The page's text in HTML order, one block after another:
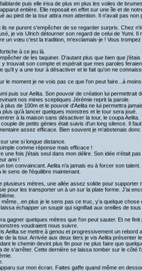
puis elle irisa de plus en plus les voiles de
entière. Elle reposait en effet sur une île et de
au pied de la tour attira mon attention. Il n'avait pas non
ne purent s'empêcher de se regarder surpris. Chez
je vis Ulrich détourner son regard de celui de Yumi. Il
un vœu c'est la tradition, m'exclamais-je ! Vous
à ce jeu là.
de les taquiner. D'autant plus que bien que
trouvait son compte et espérait que mes paroles
qu'il y a une tour à désactiver et le fait qu'on ne
le moment je ne vois pas ce que l'on peut faire...à moins
puis sur Aelita. Son pouvoir de création lui permettrait
nos mines sceptiques Jérémie reprit la parole.
plus de 100m et le pouvoir d'Aelita ne lui permettra
qu'à lancer quelques monstres et le tour sera joué.
à la maison sans désactiver la tour, le coupa Aelita.
de petits génies était suivis d'un long silence. Il
assez efficace. Bien souvent je m'abstenais
une si longue distance.
comme réponse mais efficace !
une fois j'étais seul dans mon délire. Son idée n'était
ami !
ton convaincant. Aelita n'a jamais eu à forcer son
sens de l'équilibre maintenant.
plusieurs mètres, une allée assez solide pour supporter
pour les transporter un à un sur la plate forme. J'ai
plus je le sens pas ce truc, y'a quelque chose
échapper un soupir qui signifiait aux oreilles de
gagner quelques mètres que l'on peut sauter. Et ne
voudraient nous suivre.
Aelita se mettre à genou et progressivement un rebord
de la tour. Arrivée aux deux tiers je vis Aelita présenter
le chemin devint plus fin pour ne plus faire que
de s'arrêter. Cette dernière se laissa tomber sur le côté
sur mon écran. Faites gaffe quand même en